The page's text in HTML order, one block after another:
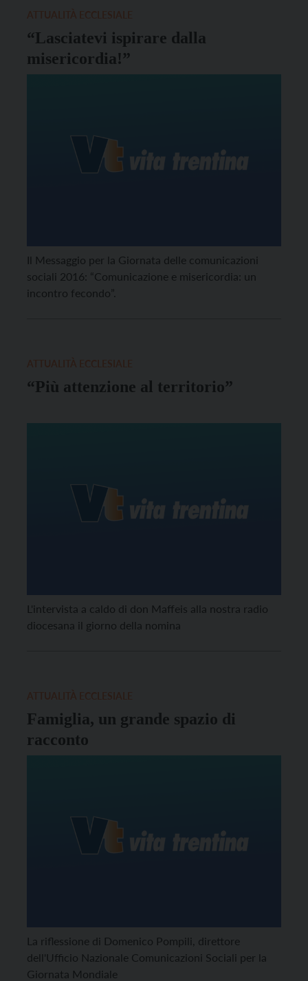
“Lasciatevi ispirare dalla
misericordia!”
Il Messaggio per la Giornata delle comunicazioni
sociali 2016: “Comunicazione e misericordia: un
incontro fecondo”.
“Più attenzione al territorio”
L'intervista a caldo di don Maffeis alla nostra radio
diocesana il giorno della nomina
Famiglia, un grande spazio di
racconto
La riflessione di Domenico Pompili, direttore
dell'Ufficio Nazionale Comunicazioni Sociali per la
Giornata Mondiale